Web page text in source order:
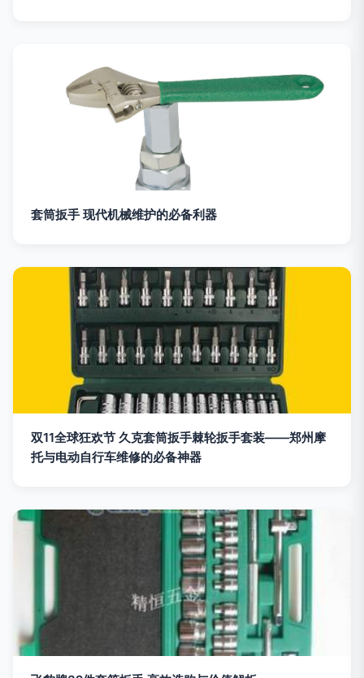
套筒扳手 现代机械维护的必备利器
双11全球狂欢节 久克套筒扳手棘轮扳手套装——郑州摩
托与电动自行车维修的必备神器